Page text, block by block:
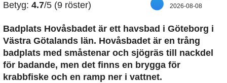
Betyg: 4.7/5 (9 röster) 2026-08-08
Badplats Hovåsbadet är ett havsbad i Göteborg i
Västra Götalands län. Hovåsbadet är en trång
badplats med småstenar och sjögräs till nackdel
för badande, men det finns en brygga för
krabbfiske och en ramp ner i vattnet.